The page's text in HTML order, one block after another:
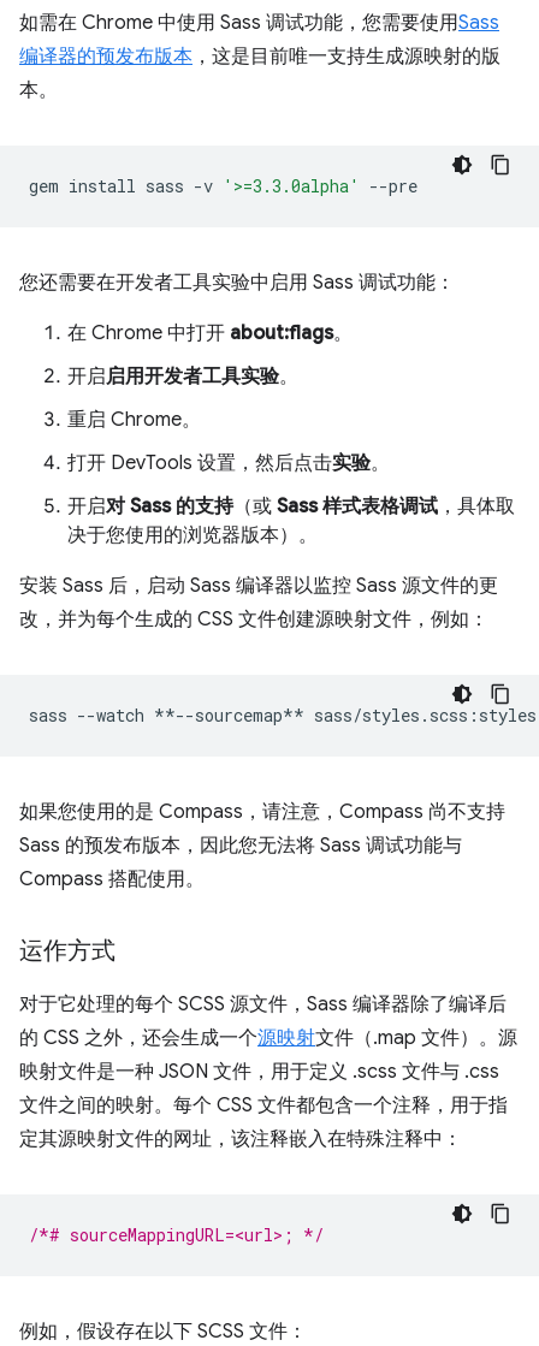
如需在 Chrome 中使用 Sass 调试功能，您需要使用Sass
编译器的预发布版本 ，这是目前唯一支持生成源映射的版
本。
gem install sass -v '>=3.3.0alpha'
您还需要在开发者工具实验中启用 Sass 调试功能：
在 Chrome 中打开 about:flags。
开启启用开发者工具实验。
重启 Chrome。
打开 DevTools 设置，然后点击实验。
开启对 Sass 的支持（或 Sass 样式表格调试 ，具体取
决于您使用的浏览器版本）。
安装 Sass 后，启动 Sass 编译器以监控 Sass 源文件的更
改，并为每个生成的 CSS 文件创建源映射文件，例如：
sass --watch **--sourcemap**
如果您使用的是 Compass，请注意，Compass 尚不支持
Sass 的预发布版本，因此您无法将 Sass 调试功能与
Compass 搭配使用。
运作方式
对于它处理的每个 SCSS 源文件，Sass 编译器除了编译后
的 CSS 之外，还会生成一个源映射文件（.map 文件）。源
映射文件是一种 JSON 文件，用于定义 .scss 文件与 .css
文件之间的映射。每个 CSS 文件都包含一个注释，用于指
定其源映射文件的网址，该注释嵌入在特殊注释中：
/*# sourceMappingURL=<url>; */
例如，假设存在以下 SCSS 文件：